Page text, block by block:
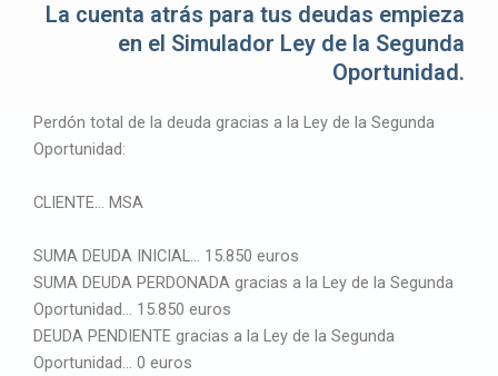
5
La cuenta atrás para tus deudas empieza
en el Simulador Ley de la Segunda
Oportunidad.
Perdón total de la deuda gracias a la Ley de la Segunda
Oportunidad:
CLIENTE… MSA
SUMA DEUDA INICIAL… 15.850 euros
SUMA DEUDA PERDONADA gracias a la Ley de la Segunda
Oportunidad… 15.850 euros
DEUDA PENDIENTE gracias a la Ley de la Segunda
Oportunidad… 0 euros